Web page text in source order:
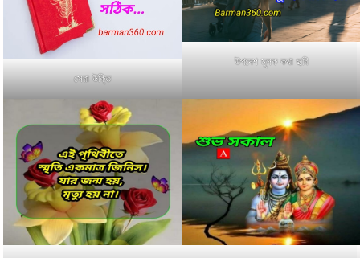
সেরা উক্তি
উপদেশ মূলক কথা ছবি